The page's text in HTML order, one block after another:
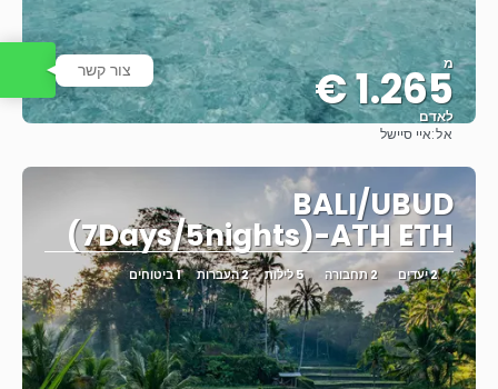
מ
1.265 €
לאדם
אל:איי סיישל
BALI/UBUD
(7Days/5nights)-ATH ETH
2 יעדים 2 תחבורה 5 לילות 2 העברות 1 ביטוחים
צור קשר